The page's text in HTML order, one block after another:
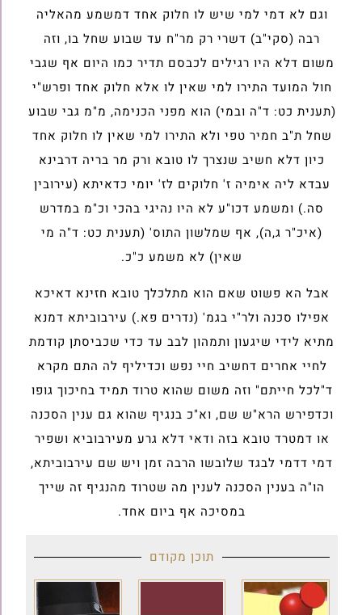
וגם לא דמי למי שיש לו חלוק אחד דמשמע מהאליה
רבה (סקי"ב) דשרי רק מר"ח עד שבוע שחל בו, וזה
משום דלא היו רגילים לכבסם תדיר כמו היום אף שגבי
חול המועד התירו למי שאין לו אלא חלוק אחד ופרש"י
(תענית כט: ד"ה ובמי) הוא מפני הכנימה, מ"מ גבי שבוע
שחל ת"ב חמיר טפי ולא התירו למי שאין לו חלוק אחד
כיון דלא חשיב שנצרך לו טובא ורק מר בריה דרבינא
עבדא ליה אימיה ז' חלוקים לז' יומי כדאיתא (עירובין
סה.) ומשמע דכו"ע לא היו נהיגי בהכי וכ"מ במדרש
(איכ"ר ג,ה), אף שמלשון התוס' (תענית כט: ד"ה מי
שאין) לא משמע כ"כ.
אבל הא פשוט שאם הוא מתלכלך טובא חזינא דאיכא
אפילו סכנה ולר"י בגמ' (נדרים פא.) עירבוביתא דמנא
מתיא לידי שיגעון ותמהון לבב עד כדי שכביסתן קודמת
לחיי אחרים דחשיב חיי נפש וכדיליף לה התם מקרא
ד"לכל חייתם" וזה משום שהוא טרוד תמיד בחיכוך גופו
וכדפירש הרא"ש שם, וא"כ בנגיף שהוא גם ענין הסכנה
או דמטרד טובא בזה ודאי דלא גרע מעירבוביא ושפיר
דמי דדמי לבגד שלובשו הרבה זמן ויש שם עירבוביתא,
הו"ה בענין הסכנה לענין מה שטרוד מהנגיף זה שייך
במסיכה אף ביום אחד.
תוכן מקודם